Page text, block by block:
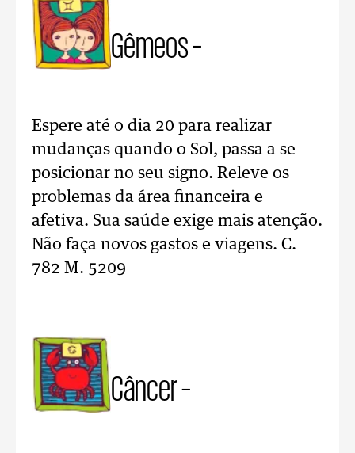
Gêmeos –
Espere até o dia 20 para realizar
mudanças quando o Sol, passa a se
posicionar no seu signo. Releve os
problemas da área financeira e
afetiva. Sua saúde exige mais atenção.
Não faça novos gastos e viagens. C.
782 M. 5209
Câncer –